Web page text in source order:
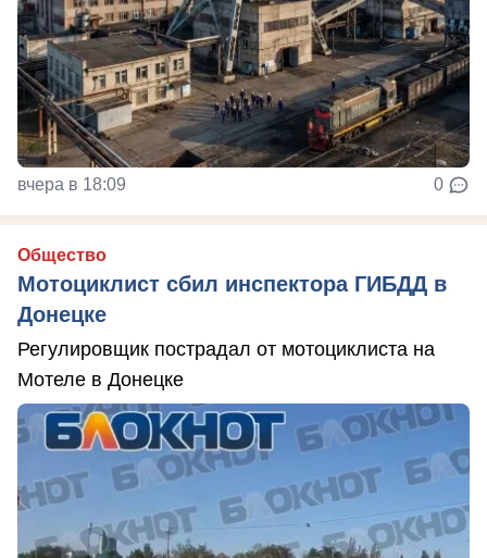
вчера в 18:09 0
Общество
Мотоциклист сбил инспектора ГИБДД в
Донецке
Регулировщик пострадал от мотоциклиста на
Мотеле в Донецке